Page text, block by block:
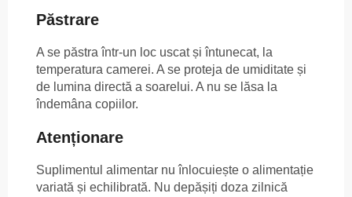
Păstrare
A se păstra într-un loc uscat și întunecat, la
temperatura camerei. A se proteja de umiditate și
de lumina directă a soarelui. A nu se lăsa la
îndemâna copiilor.
Atenționare
Suplimentul alimentar nu înlocuiește o alimentație
variată și echilibrată. Nu depășiți doza zilnică